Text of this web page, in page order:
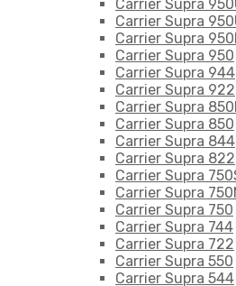
Carrier Supra
Carrier Supra
Carrier Supra
Carrier Supra 950
Carrier Supra 944
Carrier Supra 922
Carrier Supra
Carrier Supra 850
Carrier Supra 844
Carrier Supra 822
Carrier Supra
Carrier Supra
Carrier Supra 750
Carrier Supra 744
Carrier Supra 722
Carrier Supra 550
Carrier Supra 544